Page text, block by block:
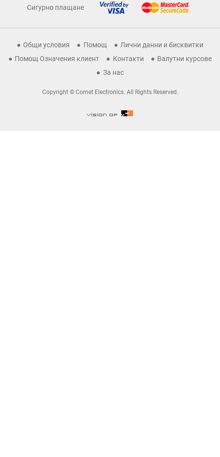
Сигурно плащане
Общи условия Помощ
Лични данни и бисквитки
Помощ Означения клиент
Контакти
Валутни курсове
За нас
Copyright © Comet Electronics. All Rights Reserved.